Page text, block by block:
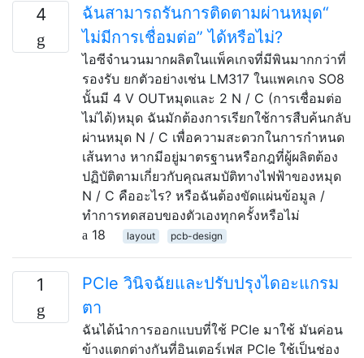
4
ฉันสามารถรันการติดตามผ่านหมุด“
ไม่มีการเชื่อมต่อ” ได้หรือไม่?
ไอซีจำนวนมากผลิตในแพ็คเกจที่มีพินมากกว่าที่
รองรับ ยกตัวอย่างเช่น LM317 ในแพคเกจ SO8
นั้นมี 4 V OUTหมุดและ 2 N / C (การเชื่อมต่อ
ไม่ได้)หมุด ฉันมักต้องการเรียกใช้การสืบค้นกลับ
ผ่านหมุด N / C เพื่อความสะดวกในการกำหนด
เส้นทาง หากมีอยู่มาตรฐานหรือกฎที่ผู้ผลิตต้อง
ปฏิบัติตามเกี่ยวกับคุณสมบัติทางไฟฟ้าของหมุด
N / C คืออะไร? หรือฉันต้องขัดแผ่นข้อมูล /
ทำการทดสอบของตัวเองทุกครั้งหรือไม่
18
layout pcb-design
1
PCIe วินิจฉัยและปรับปรุงไดอะแกรม
ตา
ฉันได้นำการออกแบบที่ใช้ PCIe มาใช้ มันค่อน
ข้างแตกต่างกันที่อินเตอร์เฟส PCIe ใช้เป็นช่อง